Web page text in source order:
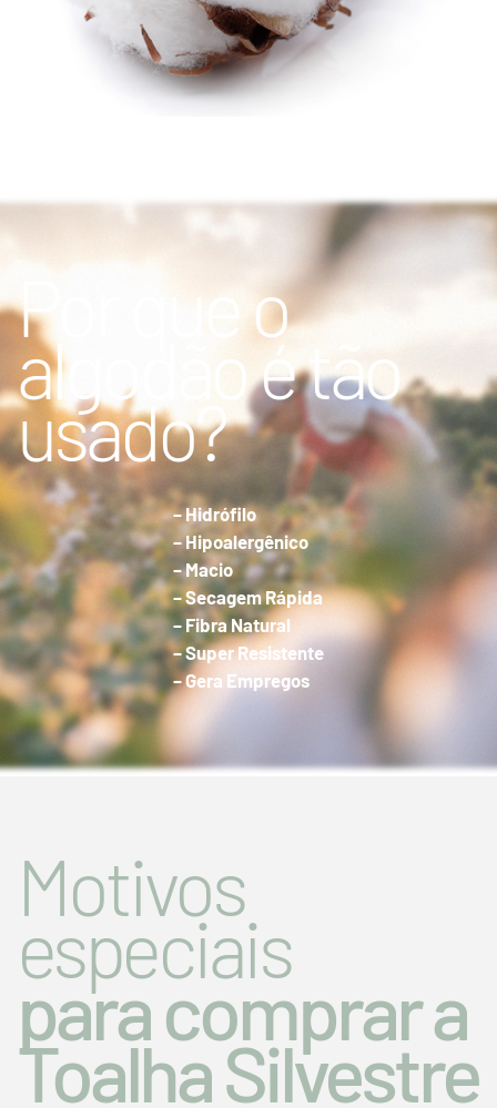
Por que o
algodão é tão
usado?
– Hidrófilo
– Hipoalergênico
– Macio
– Secagem Rápida
– Fibra Natural
– Super Resistente
– Gera Empregos
Motivos
especiais
para comprar a
Toalha Silvestre